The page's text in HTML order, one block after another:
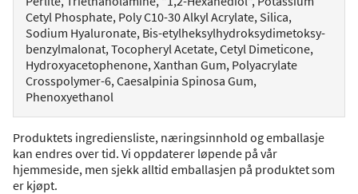
Cetyl Phosphate, Poly C10-30 Alkyl Acrylate, Silica,
Sodium Hyaluronate, Bis-etylheksylhydroksydimetoksy-
benzylmalonat, Tocopheryl Acetate, Cetyl Dimeticone,
Hydroxyacetophenone, Xanthan Gum, Polyacrylate
Crosspolymer-6, Caesalpinia Spinosa Gum,
Phenoxyethanol
Produktets ingrediensliste, næringsinnhold og emballasje
kan endres over tid. Vi oppdaterer løpende på vår
hjemmeside, men sjekk alltid emballasjen på produktet som
er kjøpt.